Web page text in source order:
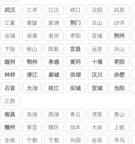
讨债
公司
武汉 江岸 江汉 硚口 汉阳 武昌
江夏 黄陂 新洲 荆门 京山 沙洋
谷城 保康
老河
口
枣阳 宜城 荆州
下陆 铁山 阳新 宜昌 远安 兴山
随州 鄂州 孝感 黄冈 十堰 枣阳
钟祥 潜江 麻城 洪湖 汉川 赤壁
石首 大冶 枝江 应城 宜城 当阳
江西
讨债
公司
南昌 东湖 西湖 青云 湾里 青山
赣州 章贡 赣区 信丰 大余 上犹
全南 宁都 于都 兴国 会昌 寻乌